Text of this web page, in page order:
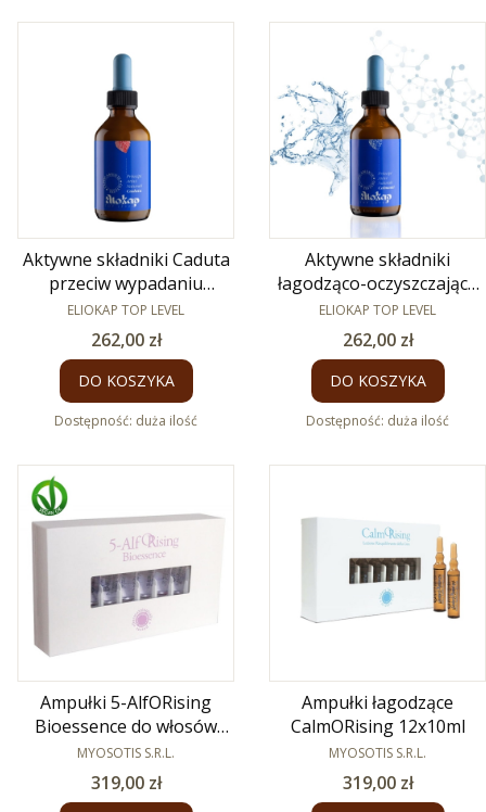
Aktywne składniki Caduta
przeciw wypadaniu
włosów 100 ml
PRODUCENT
ELIOKAP TOP LEVEL
Cena
262,00 zł
DO KOSZYKA
Dostępność: duża ilość
Aktywne składniki
łagodząco-oczyszczające
Calmanti 100 ml
PRODUCENT
ELIOKAP TOP LEVEL
Cena
262,00 zł
DO KOSZYKA
Dostępność: duża ilość
Ampułki 5-AlfORising
Bioessence do włosów
wypadających 12x7 ml
PRODUCENT
MYOSOTIS S.R.L.
Cena
319,00 zł
Ampułki łagodzące
CalmORising 12x10ml
PRODUCENT
MYOSOTIS S.R.L.
Cena
319,00 zł